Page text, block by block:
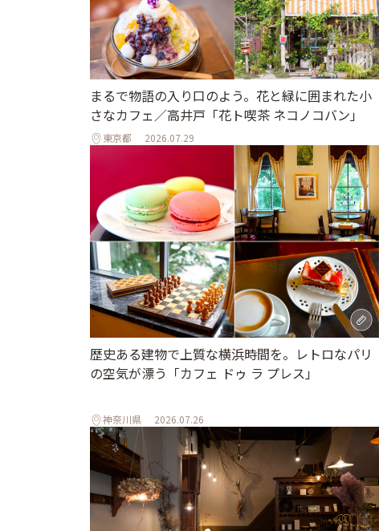
まるで物語の入り口のよう。花と緑に囲まれた小
さなカフェ／高井戸「花ト喫茶 ネコノコバン」
東京都 2026.07.29
歴史ある建物で上質な横浜時間を。レトロなパリ
の空気が漂う「カフェ ドゥ ラ プレス」
神奈川県 2026.07.26